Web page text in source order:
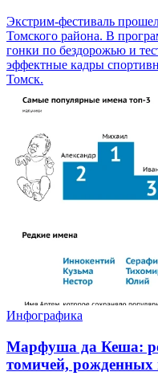
Экстрим-фестиваль
Томского района. В
гонки по бездорожью и
эффектные кадры
Томск.
Инфографика
Марфуша да Кеша:
томичей, рожденных